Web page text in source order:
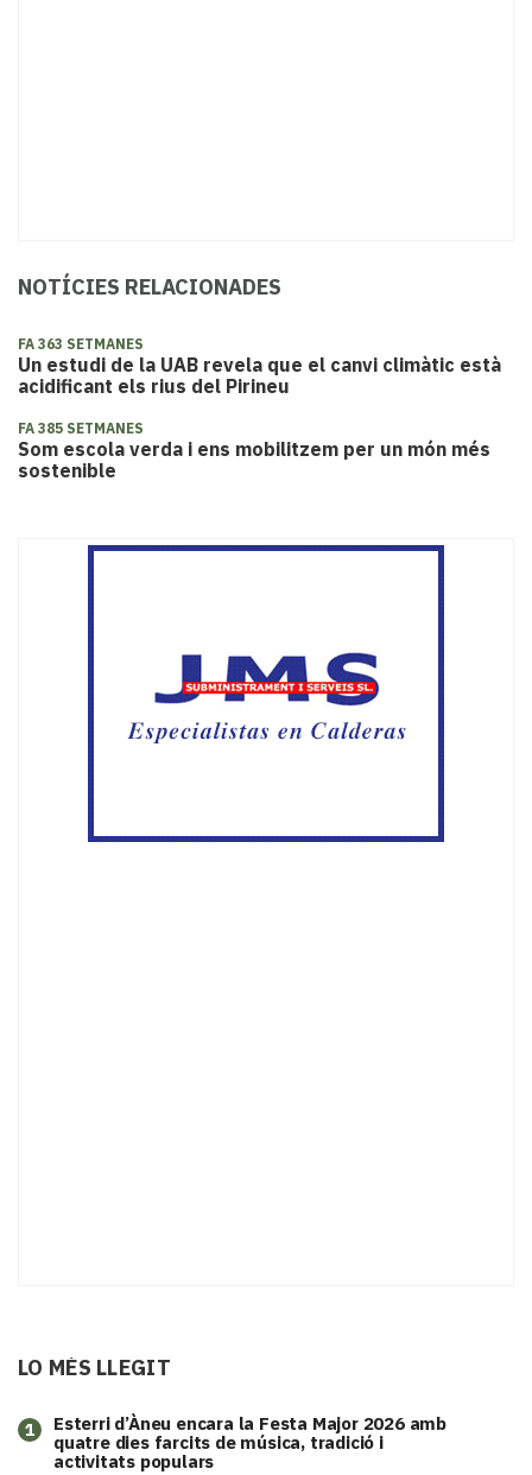
NOTÍCIES RELACIONADES
FA 363 SETMANES
Un estudi de la UAB revela que el canvi climàtic està
acidificant els rius del Pirineu
FA 385 SETMANES
Som escola verda i ens mobilitzem per un món més
sostenible
LO MÉS LLEGIT
1
Esterri d’Àneu encara la Festa Major 2026 amb
quatre dies farcits de música, tradició i
activitats populars